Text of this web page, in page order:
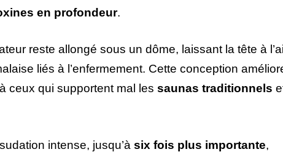
en profondeur.
reste allongé sous un dôme, laissant la tête à
liés à l’enfermement. Cette conception
ceux qui supportent mal les saunas traditionnels
intense, jusqu’à six fois plus importante,